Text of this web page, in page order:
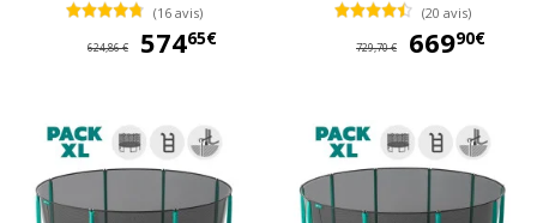
(16 avis)
624,86 € 57465€
(20 avis)
729,70 € 66990€